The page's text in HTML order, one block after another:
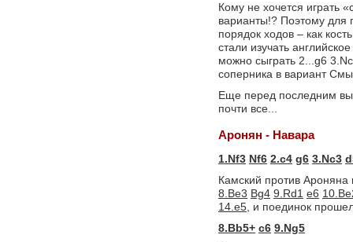
Кому не хочется играть
варианты!? Поэтому для
порядок ходов – как
стали изучать
можно сыграть 2...g6
соперника в вариант
Еще перед последним
почти все...
Аронян - Навара
1.Nf3 Nf6 2.c4 g6 3.Nc3
Камский против Ароняна
8.Be3 Bg4 9.Rd1 e6
14.e5, и поединок
8.Bb5+ c6 9.Ng5